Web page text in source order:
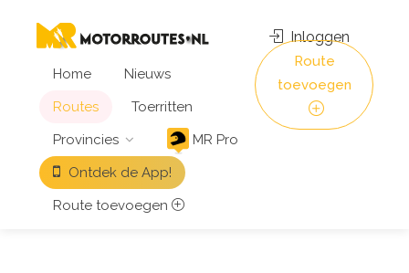
Home
Nieuws
Routes
Toerritten
Provincies
MR Pro
Ontdek de App!
Route toevoegen
Inloggen
Route
toevoegen